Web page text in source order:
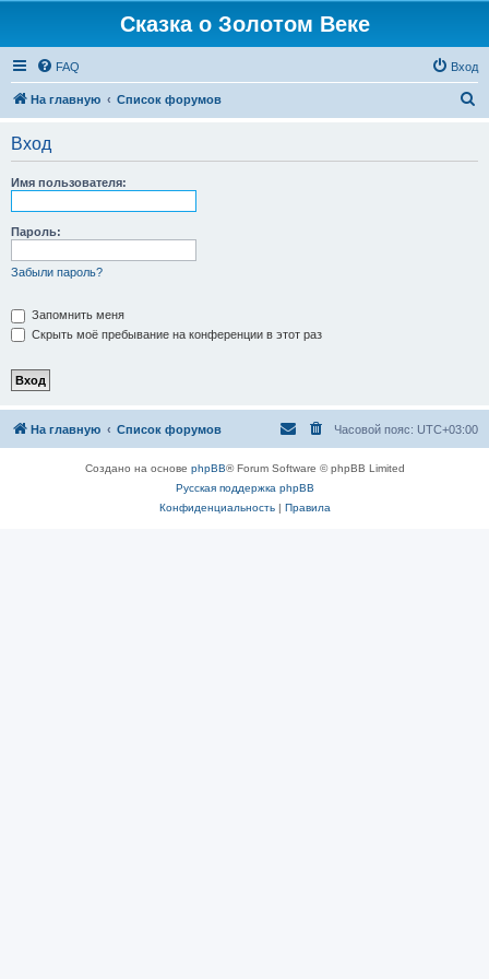
Сказка о Золотом Веке
FAQ Вход
На главную Список форумов
Вход
Имя пользователя:
Пароль:
Забыли пароль?
Запомнить меня
Скрыть моё пребывание на конференции в этот раз
На главную Список форумов Часовой пояс: UTC+03:00
Создано на основе phpBB® Forum Software © phpBB Limited
Русская поддержка phpBB
Конфиденциальность| Правила